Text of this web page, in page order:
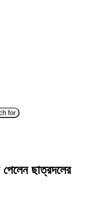
for
পেলেন ছাত্রদলের